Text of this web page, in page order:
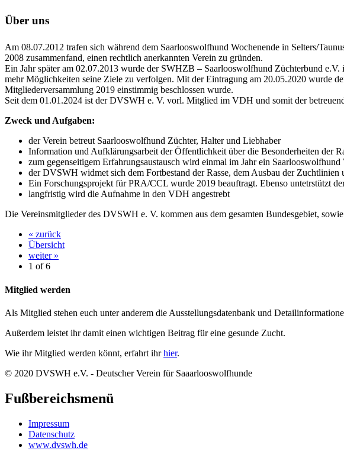
Über uns
Am 08.07.2012 trafen sich während dem Saarlooswolfhund Wochenende in Selters/
2008 zusammenfand, einen rechtlich anerkannten Verein zu gründen.
Ein Jahr später am 02.07.2013 wurde der SWHZB – Saarlooswolfhund Züchterbund
mehr Möglichkeiten seine Ziele zu verfolgen. Mit der Eintragung am 20.05.2020 wurde
Mitgliederversammlung 2019 einstimmig beschlossen wurde.
Seit dem 01.01.2024 ist der DVSWH e. V. vorl. Mitglied im VDH und somit der
Zweck und Aufgaben:
der Verein betreut Saarlooswolfhund Züchter, Halter und Liebhaber
Information und Aufklärungsarbeit der Öffentlichkeit über die Besonderheiten der
zum gegenseitigem Erfahrungsaustausch wird einmal im Jahr ein
der DVSWH widmet sich dem Fortbestand der Rasse, dem Ausbau der
Ein Forschungsprojekt für PRA/CCL wurde 2019 beauftragt. Ebenso untetrstützt
langfristig wird die Aufnahme in den VDH angestrebt
Die Vereinsmitglieder des DVSWH e. V. kommen aus dem gesamten Bundesgebiet,
« zurück
Übersicht
weiter »
1 of6
Mitglied werden
Als Mitglied stehen euch unter anderem die Ausstellungsdatenbank und
Außerdem leistet ihr damit einen wichtigen Beitrag für eine gesunde Zucht.
Wie ihr Mitglied werden könnt, erfahrt ihrhier.
© 2020 DVSWH e.V. - Deutscher Verein für Saaarlooswolfhunde
Fußbereichsmenü
Impressum
Datenschutz
www.dvswh.de